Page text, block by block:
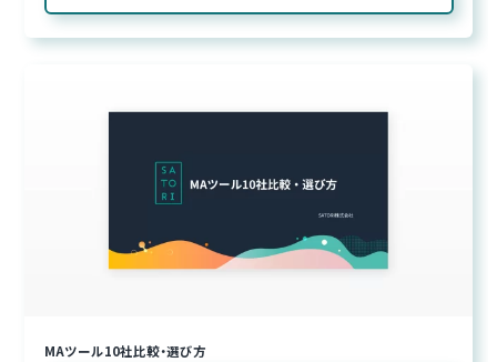
MAツール10社比較・選び方